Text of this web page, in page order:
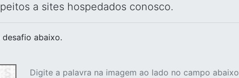
a sites hospedados conosco.
abaixo.
Digite a palavra na imagem ao lado no campo abaixo